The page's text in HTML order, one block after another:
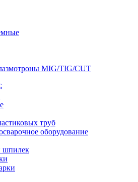
MIG/TIG/CUT
труб
оборудование
шпилек